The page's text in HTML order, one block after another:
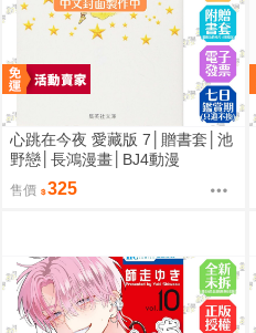
心跳在今夜 愛藏版 7│贈書套│池
野戀│長鴻漫畫│BJ4動漫
售價 325